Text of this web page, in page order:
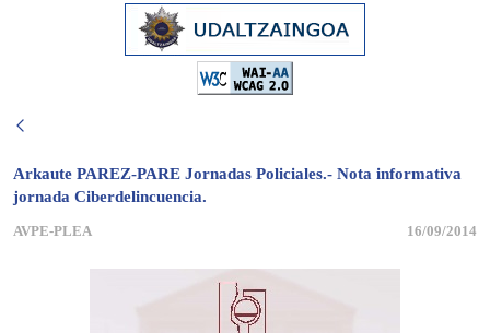
Arkaute PAREZ-PARE Jornadas Policiales.- Nota informativa
jornada Ciberdelincuencia.
AVPE-PLEA 16/09/2014